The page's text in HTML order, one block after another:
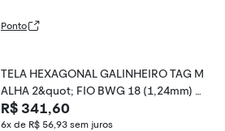
Ponto
TELA HEXAGONAL GALINHEIRO TAG M
ALHA 2&quot; FIO BWG 18 (1,24mm) R
L 50X0,6m
R$ 341,60
6x de R$ 56,93 sem juros